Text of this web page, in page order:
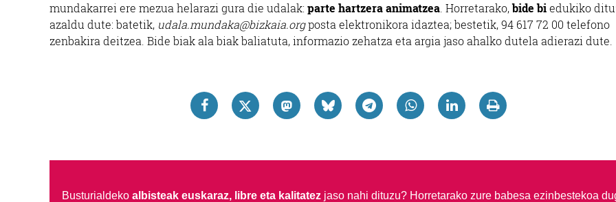
mundakarrei ere mezua helarazi gura die udalak: parte hartzera animatzea . Horretarako,bide biedukiko
azaldu dute: batetik, udala.mundaka@bizkaia.org​ posta elektronikora idaztea; bestetik, 94 617 72 00 telefono
zenbakira deitzea. Bide biak ala biak baliatuta, informazio zehatza eta argia jaso ahalko dutela adierazi dute.
Busturialdeko albisteak euskaraz, libre eta kalitatezjaso nahi dituzu? Horretarako zure babesa ezinbestekoa